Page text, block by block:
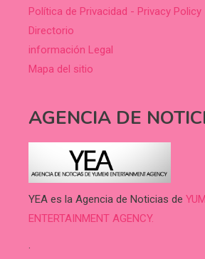
Política de Privacidad - Privacy Policy
Directorio
información Legal
Mapa del sitio
AGENCIA DE
YEA es la Agencia de Noticias de
ENTERTAINMENT AGENCY.
.